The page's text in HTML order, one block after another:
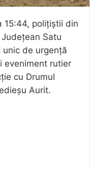
15:44, polițiștii din
Satu
de urgență
eveniment rutier
cu Drumul
Aurit.